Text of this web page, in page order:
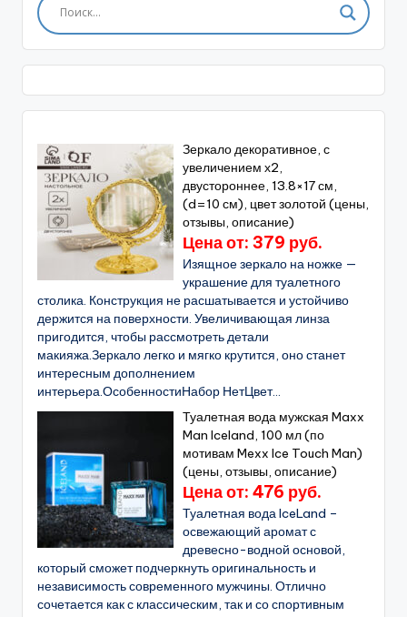
Зеркало декоративное, с
увеличением х2,
двустороннее, 13.8×17 см,
(d=10 см), цвет золотой (цены,
отзывы, описание)
Цена от: 379 руб.
Изящное зеркало на ножке —
украшение для туалетного
столика. Конструкция не расшатывается и устойчиво
держится на поверхности. Увеличивающая линза
пригодится, чтобы рассмотреть детали
макияжа.Зеркало легко и мягко крутится, оно станет
интересным дополнением
интерьера.ОсобенностиНабор НетЦвет...
Туалетная вода мужская Maxx
Man Iceland, 100 мл (по
мотивам Mexx Ice Touch Man)
(цены, отзывы, описание)
Цена от: 476 руб.
Туалетная вода IceLand –
освежающий аромат с
древесно-водной основой,
который сможет подчеркнуть оригинальность и
независимость современного мужчины. Отлично
сочетается как с классическим, так и со спортивным